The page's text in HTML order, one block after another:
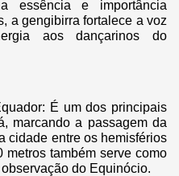
essência e importância
a gengibirra fortalece a voz
aos dançarinos do
É um dos principais
marcando a passagem da
cidade entre os hemisférios
também serve como
do Equinócio.